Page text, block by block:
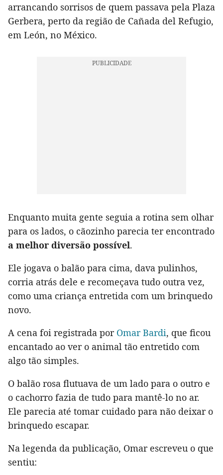
arrancando sorrisos de quem passava pela Plaza
Gerbera, perto da região de Cañada del Refugio,
em León, no México.
Enquanto muita gente seguia a rotina sem olhar
para os lados, o cãozinho parecia ter encontrado
a melhor diversão possível.
Ele jogava o balão para cima, dava pulinhos,
corria atrás dele e recomeçava tudo outra vez,
como uma criança entretida com um brinquedo
novo.
A cena foi registrada por Omar Bardi, que ficou
encantado ao ver o animal tão entretido com
algo tão simples.
O balão rosa flutuava de um lado para o outro e
o cachorro fazia de tudo para mantê-lo no ar.
Ele parecia até tomar cuidado para não deixar o
brinquedo escapar.
Na legenda da publicação, Omar escreveu o que
sentiu: